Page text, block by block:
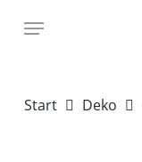
Menu
Start Deko